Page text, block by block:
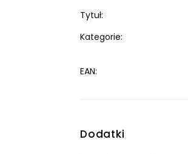
Tytuł:
Kategorie:
EAN:
Dodatki